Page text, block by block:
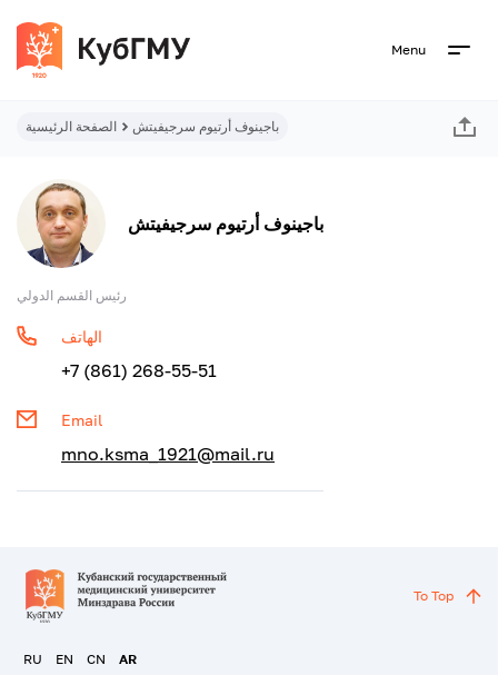
Menu
الصفحة الرئيسية باجينوف أرتيوم سرجيفيتش
باجينوف أرتيوم سرجيفيتش
رئيس القسم الدولي
الهاتف
+7 (861) 268-55-51
Email
mno.ksma_1921@mail.ru
RU EN CN AR
To Top